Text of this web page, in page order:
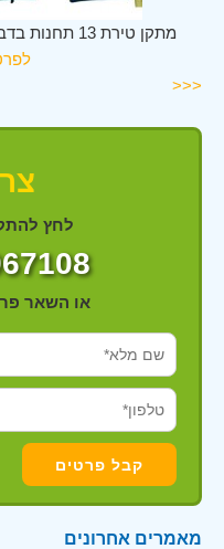
מתקן טירת 13 תחנות בדברת
<<<
לחץ
או השאר
מאמרים אחרונים